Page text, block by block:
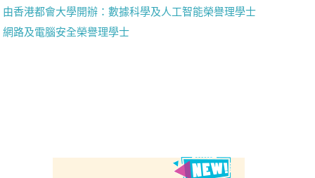
由香港都會大學開辦：數據科學及人工智能榮譽理學士
網路及電腦安全榮譽理學士